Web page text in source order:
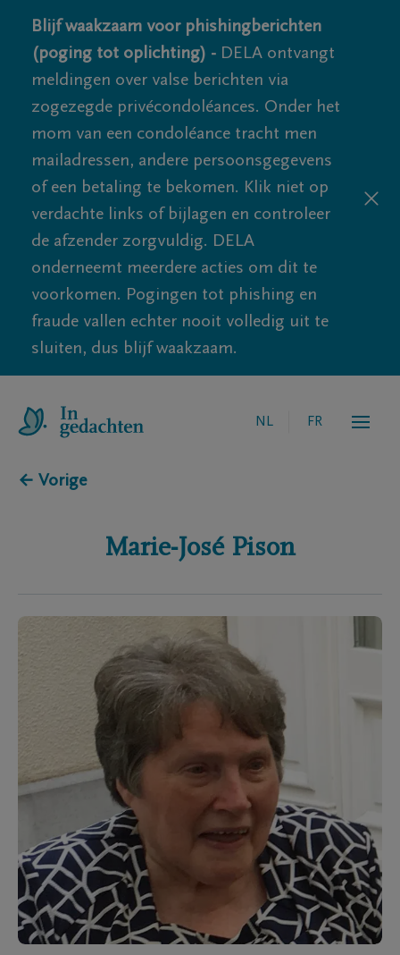
Blijf waakzaam voor phishingberichten
(poging tot oplichting) - DELA ontvangt
meldingen over valse berichten via
zogezegde privécondoléances. Onder het
mom van een condoléance tracht men
mailadressen, andere persoonsgegevens
of een betaling te bekomen. Klik niet op
verdachte links of bijlagen en controleer
de afzender zorgvuldig. DELA
onderneemt meerdere acties om dit te
voorkomen. Pogingen tot phishing en
fraude vallen echter nooit volledig uit te
sluiten, dus blijf waakzaam.
NL FR
← Vorige
Marie-José Pison